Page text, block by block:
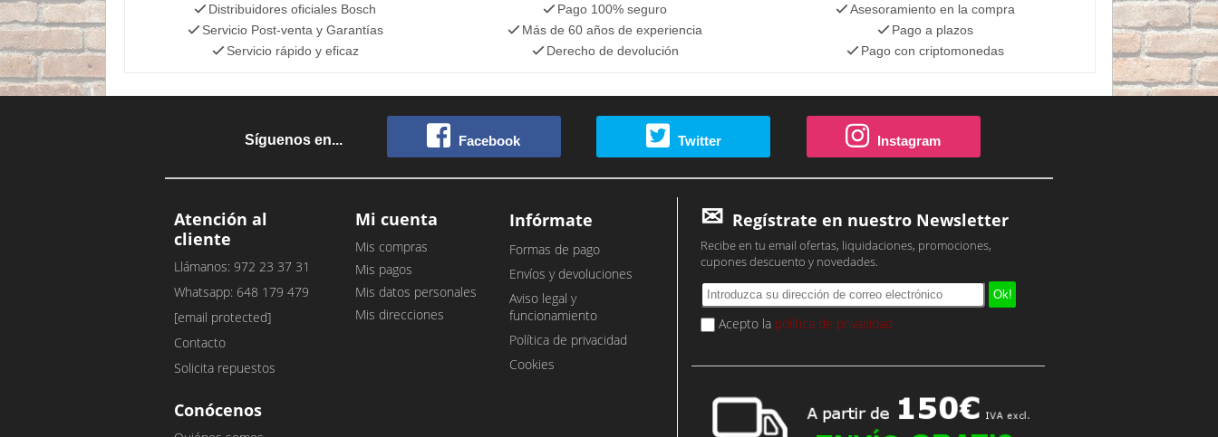
Distribuidores oficiales Bosch
Servicio Post-venta y Garantías
Servicio rápido y eficaz
Pago 100% seguro
Más de 60 años de experiencia
Derecho de devolución
Asesoramiento en la compra
Pago a plazos
Pago con criptomonedas
Síguenos en... Facebook Twitter Instagram
Atención al
cliente
Llámanos: 972 23 37 31
Whatsapp: 648 179 479
[email protected]
Contacto
Solicita repuestos
Conócenos
Mi cuenta
Mis compras
Mis pagos
Mis datos personales
Mis direcciones
Infórmate
Formas de pago
Envíos y devoluciones
Aviso legal y
funcionamiento
Política de privacidad
Cookies
Regístrate en nuestro Newsletter
Recibe en tu email ofertas, liquidaciones, promociones,
cupones descuento y novedades.
Acepto la política de privacidad